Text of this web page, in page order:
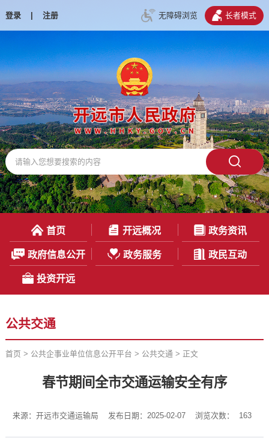
登录 | 注册 无障碍浏览 长者模式
首页 开远概况 政务资讯
政府信息公开 政务服务 政民互动
投资开远
公共交通
首页 > 公共企事业单位信息公开平台 > 公共交通 > 正文
春节期间全市交通运输安全有序
来源：开远市交通运输局 发布日期：2025-02-07 浏览次数： 163